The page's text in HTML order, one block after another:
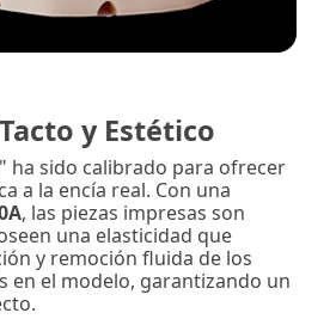
y Estético
ha sido calibrado para ofrecer
a la encía real. Con una
, las piezas impresas son
una elasticidad que
y remoción fluida de los
en el modelo, garantizando un